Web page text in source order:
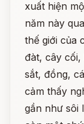
xuất hiện
năm này
thế giới của
đàt, cây
sắt, đồng,
cảm thấy
gần như sôi